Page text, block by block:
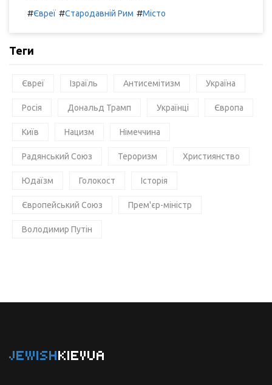
#Євреї #Стародавній Рим #Місто
Теги
Євреї Ізраїль Антисемітизм Україна
Росія Дональд Трамп Українці Європа
Київ Нацизм Німеччина
Радянський Союз Тероризм Християнство
Юдаїзм Голокост Історія
Європейський Союз Прем'єр-міністр
Володимир Путін
JEWISHKIEVUA